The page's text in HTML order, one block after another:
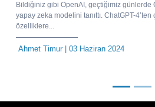
Bildiğiniz gibi OpenAI, geçtiğimiz günlerde
yapay zeka modelini tanıttı. ChatGPT-
özelliklere...
Ahmet Timur| 03 Haziran 2024